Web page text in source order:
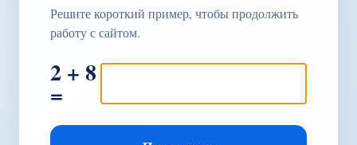
Решите короткий пример, чтобы продолжить
работу с сайтом.
2 + 8
=